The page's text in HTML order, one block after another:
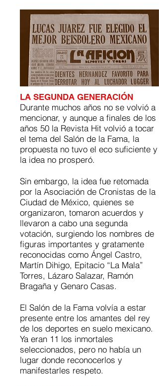
LA SEGUNDA GENERACIÓN
Durante muchos años no se volvió a
mencionar, y aunque a finales de los
años 50 la Revista Hit volvió a tocar
el tema del Salón de la Fama, la
propuesta no tuvo el eco suficiente y
la idea no prosperó.
Sin embargo, la idea fue retomada
por la Asociación de Cronistas de la
Ciudad de México, quienes se
organizaron, tomaron acuerdos y
llevaron a cabo una segunda
votación, surgiendo los nombres de
figuras importantes y gratamente
reconocidas como Ángel Castro,
Martín Dihigo, Epitacio “La Mala”
Torres, Lázaro Salazar, Ramón
Bragaña y Genaro Casas.
El Salón de la Fama volvía a estar
presente entre los amantes del rey
de los deportes en suelo mexicano.
Ya eran 11 los inmortales
seleccionados, pero no había un
lugar donde reconocerlos y
manifestarles respeto.